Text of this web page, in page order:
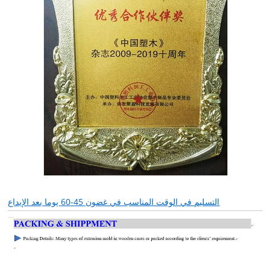
التسليم في الوقت المناسب في غضون 45-60 يوما بعد الإيداع